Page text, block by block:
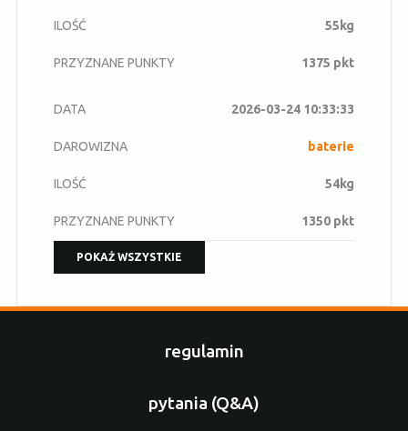
55kg
1375 pkt
2026-03-24 10:33:33
baterie
54kg
1350 pkt
POKAŻ WSZYSTKIE
regulamin
pytania (Q&A)